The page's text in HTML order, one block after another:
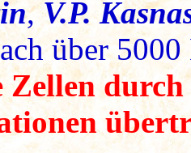
,V.P.
über
Zellen